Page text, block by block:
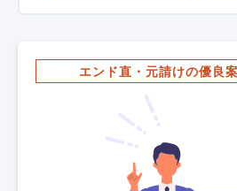
エンド直・元請けの優良